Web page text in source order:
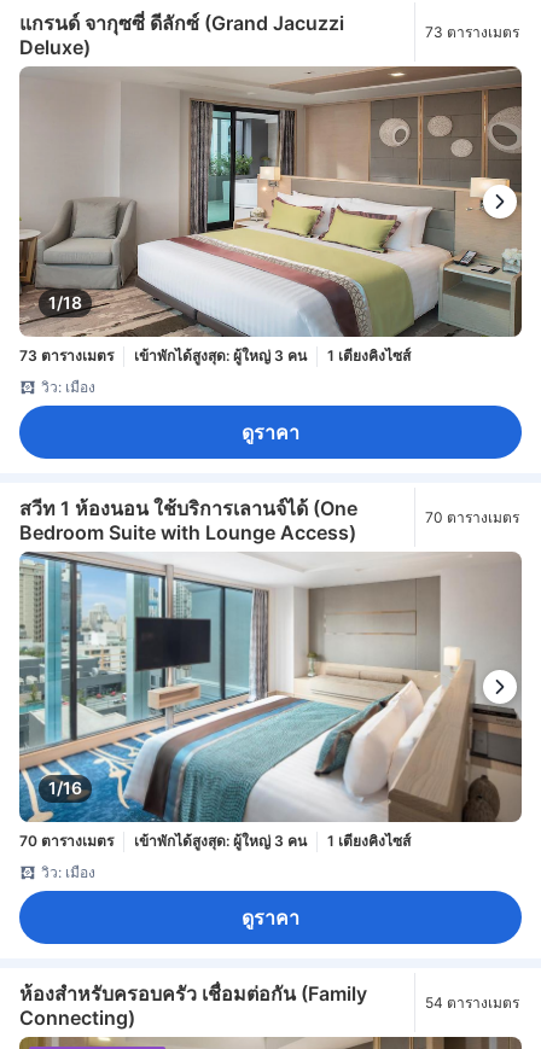
แกรนด์ จากุซซี่ ดีลักซ์ (Grand Jacuzzi
Deluxe)
73 ตารางเมตร
1/18
73 ตารางเมตร เข้าพักได้สูงสุด: ผู้ใหญ่ 3 คน
1 เตียงคิงไซส์
วิว: เมือง
ดูราคา
สวีท 1 ห้องนอน ใช้บริการเลานจ์ได้ (One
Bedroom Suite with Lounge Access)
70 ตารางเมตร
1/16
70 ตารางเมตร เข้าพักได้สูงสุด: ผู้ใหญ่ 3 คน
1 เตียงคิงไซส์
วิว: เมือง
ดูราคา
ห้องสำหรับครอบครัว เชื่อมต่อกัน (Family
Connecting)
54 ตารางเมตร